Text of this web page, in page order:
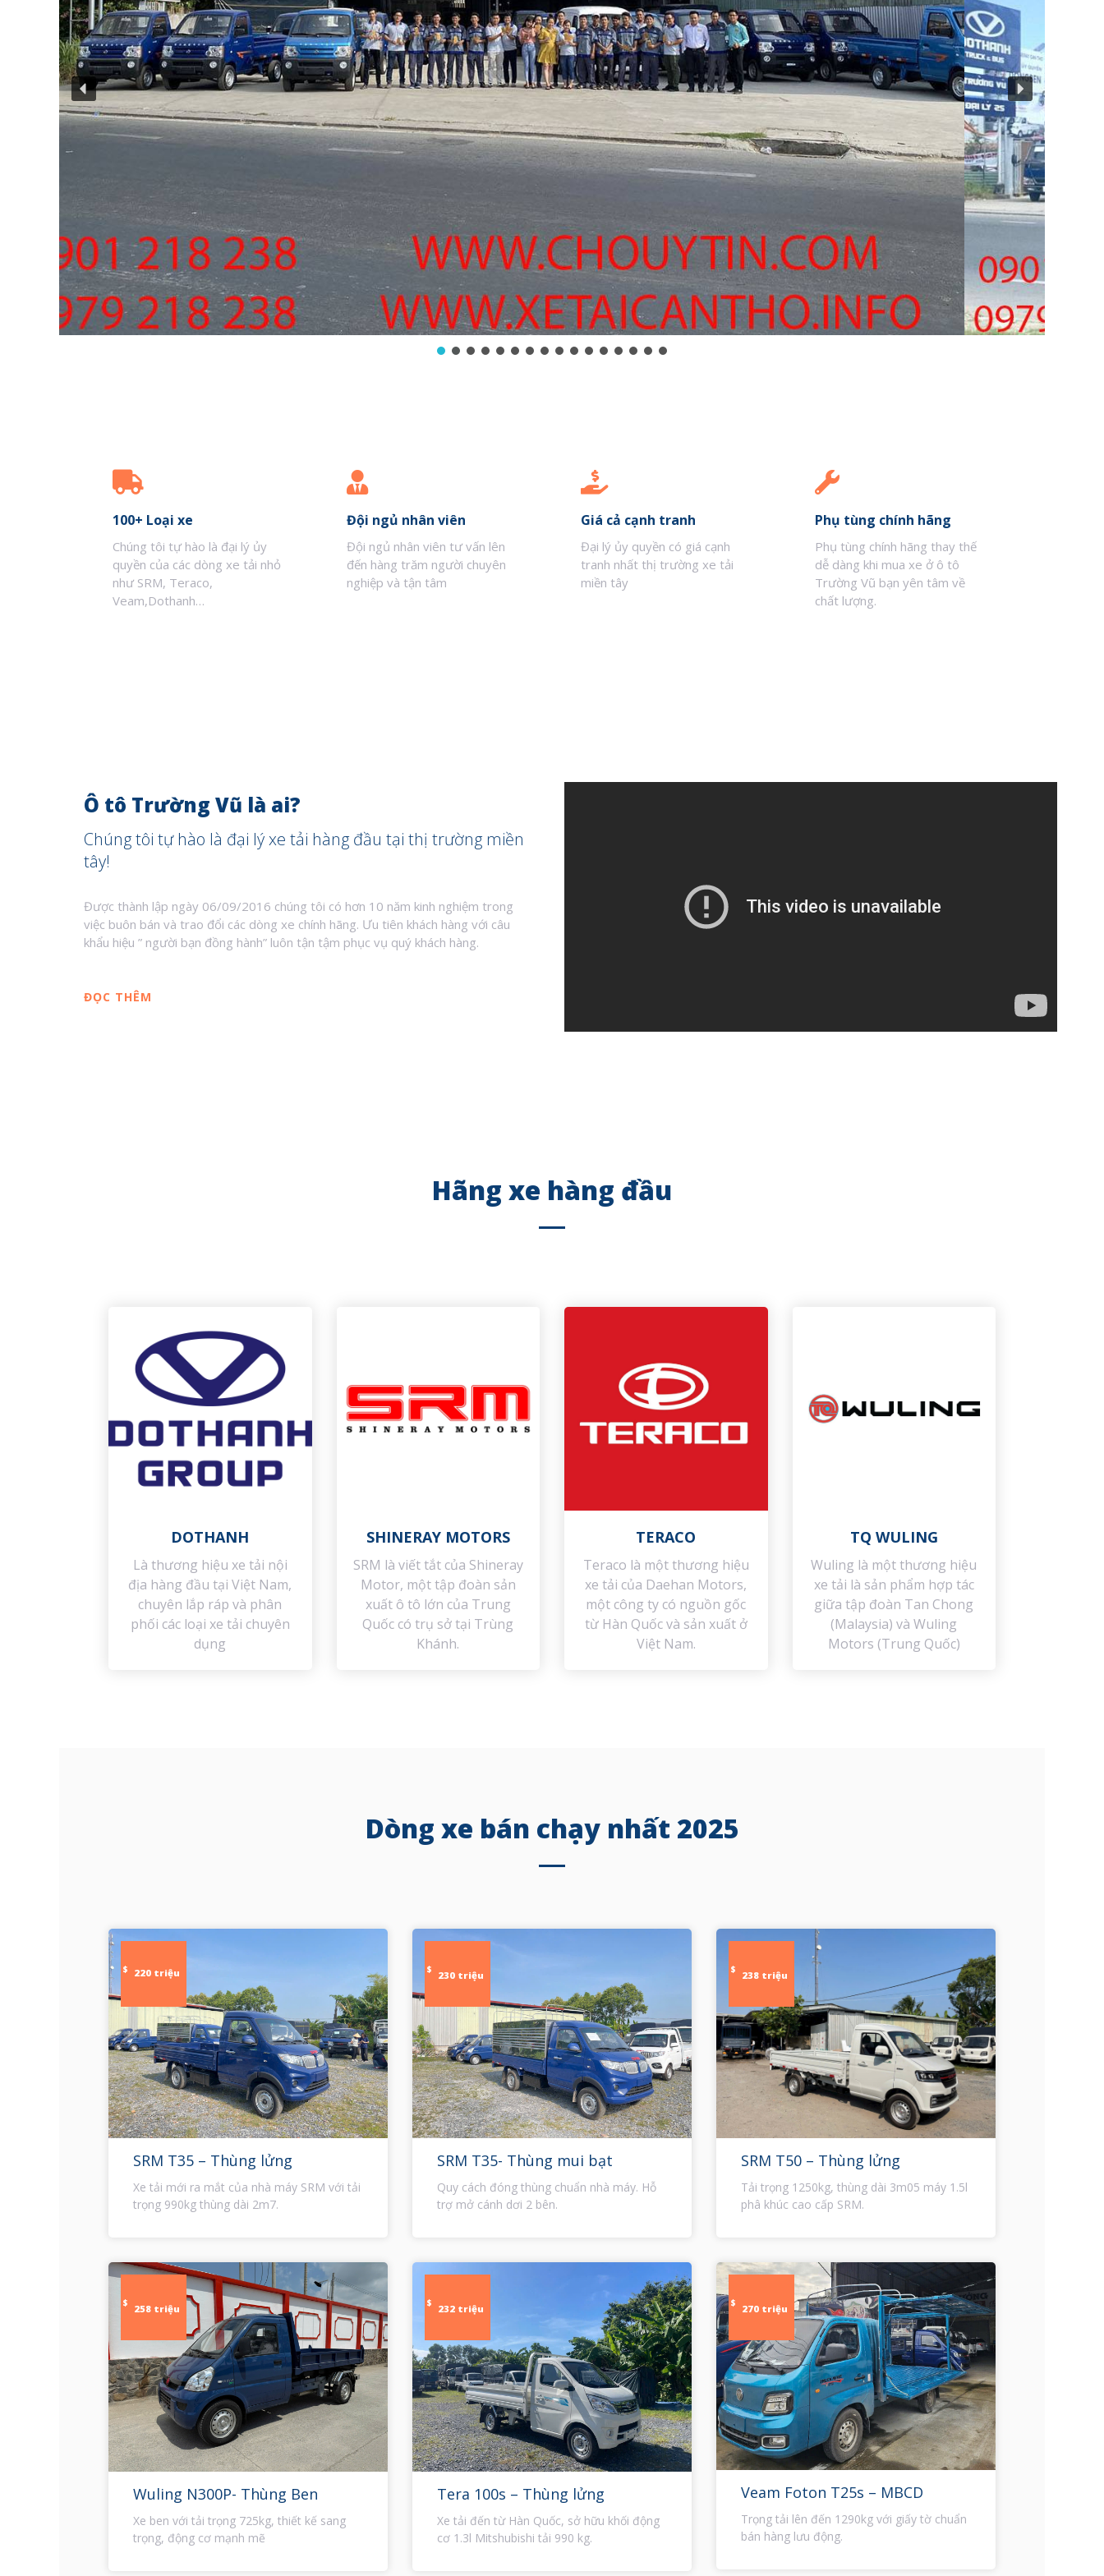
100+ Loại xe
Chúng tôi tự hào là đại lý ủy
quyền của các dòng xe tải nhỏ
như SRM, Teraco,
Veam,Dothanh…
Đội ngủ nhân viên
Đội ngủ nhân viên tư vấn lên
đến hàng trăm người chuyên
nghiệp và tận tâm
Giá cả cạnh tranh
Đại lý ủy quyền có giá cạnh
tranh nhất thị trường xe tải
miền tây
Phụ tùng chính hãng
Phụ tùng chính hãng thay thế
dễ dàng khi mua xe ở ô tô
Trường Vũ bạn yên tâm về
chất lượng.
Ô tô Trường Vũ là ai?
Chúng tôi tự hào là đại lý xe tải hàng đầu tại thị trường miền
tây!
Được thành lập ngày 06/09/2016 chúng tôi có hơn 10 năm kinh nghiệm trong
việc buôn bán và trao đổi các dòng xe chính hãng. Ưu tiên khách hàng với câu
khẩu hiệu ” người bạn đồng hành” luôn tận tậm phục vụ quý khách hàng.
ĐỌC THÊM
Hãng xe hàng đầu
DOTHANH
Là thương hiệu xe tải nội
địa hàng đầu tại Việt Nam,
chuyên lắp ráp và phân
phối các loại xe tải chuyên
dụng
SHINERAY MOTORS
SRM là viết tắt của Shineray
Motor, một tập đoàn sản
xuất ô tô lớn của Trung
Quốc có trụ sở tại Trùng
Khánh.
TERACO
Teraco là một thương hiệu
xe tải của Daehan Motors,
một công ty có nguồn gốc
từ Hàn Quốc và sản xuất ở
Việt Nam.
TQ WULING
Wuling là một thương hiệu
xe tải là sản phẩm hợp tác
giữa tập đoàn Tan Chong
(Malaysia) và Wuling
Motors (Trung Quốc)
Dòng xe bán chạy nhất 2025
$ 220 triệu
SRM T35 – Thùng lửng
Xe tải mới ra mắt của nhà máy SRM với tải
trọng 990kg thùng dài 2m7.
$
230 triệu
SRM T35- Thùng mui bạt
Quy cách đóng thùng chuẩn nhà máy. Hỗ
trợ mở cánh dơi 2 bên.
$
238 triệu
SRM T50 – Thùng lửng
Tải trọng 1250kg, thùng dài 3m05 máy 1.5l
phâ khúc cao cấp SRM.
$
258 triệu
Wuling N300P- Thùng Ben
Xe ben với tải trọng 725kg, thiết kế sang
trọng, động cơ mạnh mẽ
$
232 triệu
Tera 100s – Thùng lửng
Xe tải đến từ Hàn Quốc, sở hữu khối động
cơ 1.3l Mitshubishi tải 990 kg.
$
270 triệu
Veam Foton T25s – MBCD
Trọng tải lên đến 1290kg với giấy tờ chuẩn
bán hàng lưu động.